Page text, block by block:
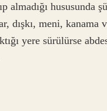
almadığı hususunda
dışkı, meni, kanama
yere sürülürse